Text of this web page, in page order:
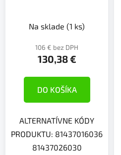
Na sklade (1 ks)
106 € bez DPH
130,38 €
DO KOŠÍKA
ALTERNATÍVNE KÓDY
PRODUKTU: 81437016036
81437026030